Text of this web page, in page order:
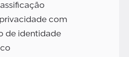
com
de identidade